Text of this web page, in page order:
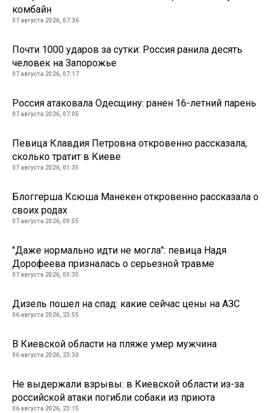
комбайн
07 августа 2026, 07:36
Почти 1000 ударов за сутки: Россия ранила десять
человек на Запорожье
07 августа 2026, 07:17
Россия атаковала Одесщину: ранен 16-летний парень
07 августа 2026, 07:05
Певица Клавдия Петровна откровенно рассказала,
сколько тратит в Киеве
07 августа 2026, 01:35
Блоггерша Ксюша Манекен откровенно рассказала о
своих родах
07 августа 2026, 00:55
"Даже нормально идти не могла": певица Надя
Дорофеева призналась о серьезной травме
07 августа 2026, 00:35
Дизель пошел на спад: какие сейчас цены на АЗС
06 августа 2026, 23:55
В Киевской области на пляже умер мужчина
06 августа 2026, 23:30
Не выдержали взрывы: в Киевской области из-за
российской атаки погибли собаки из приюта
06 августа 2026, 23:15